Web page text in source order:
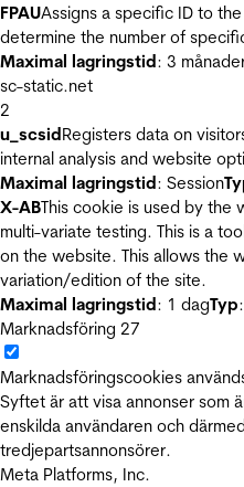
FPAUAssigns a specific ID to
determine the number of
Maximal lagringstid: 3
sc-static.net
2
u_scsidRegisters data on
internal analysis and website
Maximal lagringstid: Session
X-ABThis cookie is used by the
multi-variate testing. This is a
on the website. This allows the
variation/edition of the site.
Maximal lagringstid: 1 dagTyp
Marknadsföring 27
Marknadsföringscookies
Syftet är att visa annonser som
enskilda användaren och
tredjepartsannonsörer.
Meta Platforms, Inc.